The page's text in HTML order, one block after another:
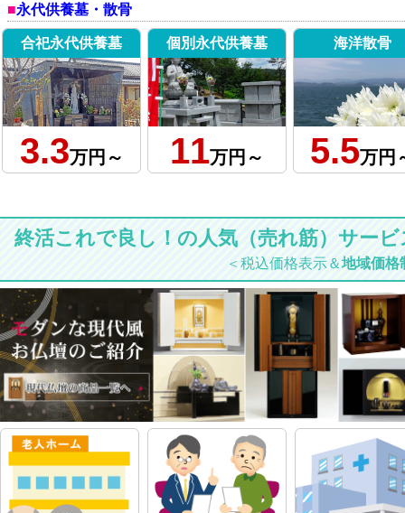
永代供養墓・散骨
合祀永代供養墓
3.3万円～
個別永代供養墓
11万円～
海洋散骨
5.5万円
終活これで良し！の人気（売れ筋）サービ
＜税込価格表示＆地域価格